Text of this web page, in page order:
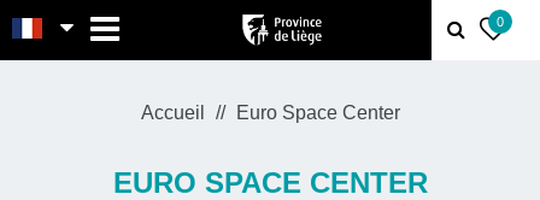
0
Accueil Euro Space Center
EURO SPACE CENTER